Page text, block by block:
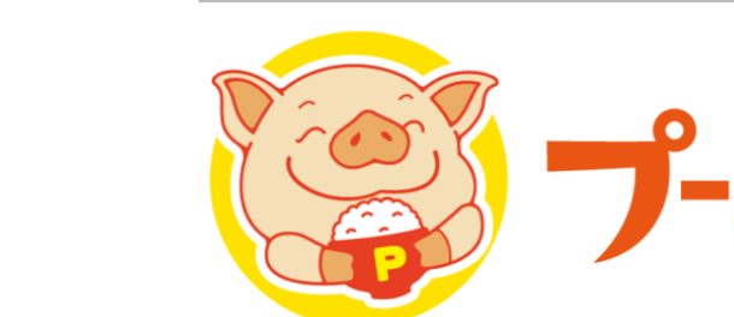
プーさんの満腹日記 | 大阪(
豊中・箕面)のランチ＆デ
化してます。